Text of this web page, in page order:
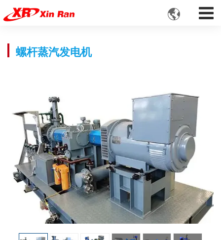

螺杆蒸汽发电机